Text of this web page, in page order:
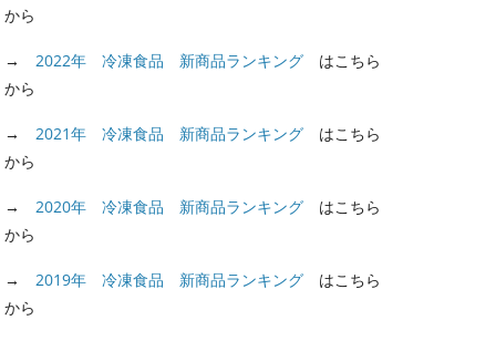
から
→ 2022年 冷凍食品 新商品ランキング はこちら
から
→ 2021年 冷凍食品 新商品ランキング はこちら
から
→ 2020年 冷凍食品 新商品ランキング はこちら
から
→ 2019年 冷凍食品 新商品ランキング はこちら
から